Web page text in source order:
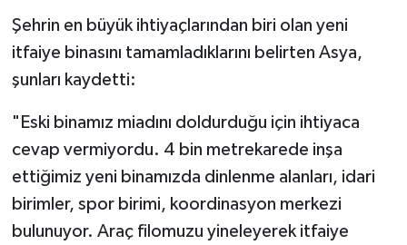
Şehrin en büyük ihtiyaçlarından biri olan yeni
itfaiye binasını tamamladıklarını belirten Asya,
şunları kaydetti:
"Eski binamız miadını doldurduğu için ihtiyaca
cevap vermiyordu. 4 bin metrekarede inşa
ettiğimiz yeni binamızda dinlenme alanları, idari
birimler, spor birimi, koordinasyon merkezi
bulunuyor. Araç filomuzu yineleyerek itfaiye